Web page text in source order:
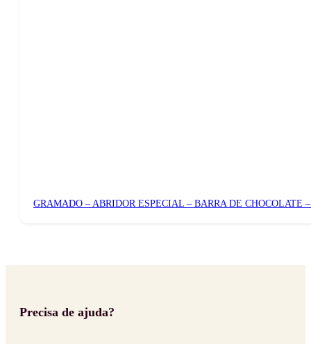
GRAMADO – ABRIDOR ESPECIAL – BARRA DE CHOCOLATE
Precisa de ajuda?